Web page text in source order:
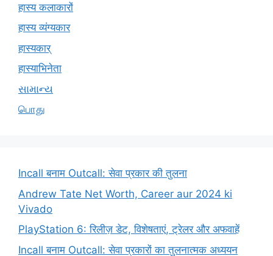
हास्य कलाकारों
हास्य व्यंग्यकार
हास्यकार्
हास्याभिनेता
સામાન્ય
பொது
Incall बनाम Outcall: सेवा प्रकार की तुलना
Andrew Tate Net Worth, Career aur 2024 ki
Vivado
PlayStation 6: रिलीज़ डेट, विशेषताएं, ट्रेलर और अफवाहें
Incall बनाम Outcall: सेवा प्रकारों का तुलनात्मक अध्ययन